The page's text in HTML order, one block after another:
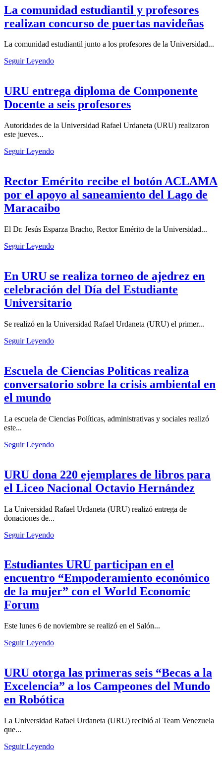
La comunidad estudiantil y profesores
realizan concurso de puertas navideñas
La comunidad estudiantil junto a los profesores de la Universidad...
Seguir Leyendo
URU entrega diploma de Componente
Docente a seis profesores
Autoridades de la Universidad Rafael Urdaneta (URU) realizaron
este jueves...
Seguir Leyendo
Rector Emérito recibe el botón ACLAMA
por el apoyo al saneamiento del Lago de
Maracaibo
El Dr. Jesús Esparza Bracho, Rector Emérito de la Universidad...
Seguir Leyendo
En URU se realiza torneo de ajedrez en
celebración del Día del Estudiante
Universitario
Se realizó en la Universidad Rafael Urdaneta (URU) el primer...
Seguir Leyendo
Escuela de Ciencias Políticas realiza
conversatorio sobre la crisis ambiental en
el mundo
La escuela de Ciencias Políticas, administrativas y sociales realizó
este...
Seguir Leyendo
URU dona 220 ejemplares de libros para
el Liceo Nacional Octavio Hernández
La Universidad Rafael Urdaneta (URU) realizó entrega de
donaciones de...
Seguir Leyendo
Estudiantes URU participan en el
encuentro “Empoderamiento económico
de la mujer” con el World Economic
Forum
Este lunes 6 de noviembre se realizó en el Salón...
Seguir Leyendo
URU otorga las primeras seis “Becas a la
Excelencia” a los Campeones del Mundo
en Robótica
La Universidad Rafael Urdaneta (URU) recibió al Team Venezuela
que...
Seguir Leyendo